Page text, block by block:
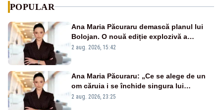
POPULAR
Ana Maria Păcuraru demască planul lui
Bolojan. O nouă ediție explozivă a
emisiunii „Miza Zilei” la Realitatea PLUS
2 aug. 2026, 15:42
Ana Maria Păcuraru: „Ce se alege de un
om căruia i se închide singura lui
portiță?”
2 aug. 2026, 23:25